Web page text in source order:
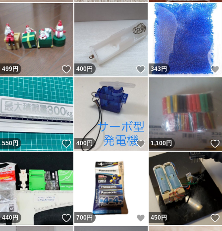
499円 いいね！
400円 いいね！
343円
550円 いいね！
400円 いいね！
1,100円
440円 いいね！
700 円 いいね！
450円